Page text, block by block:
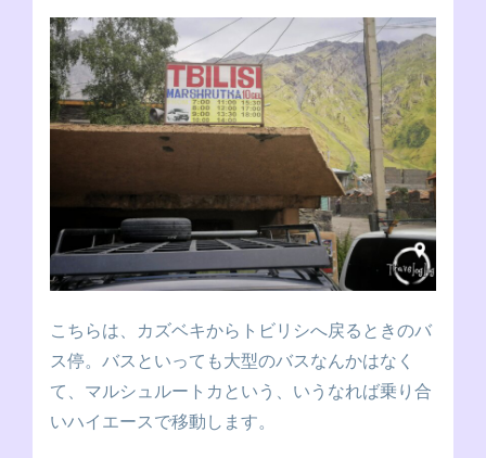
こちらは、カズベキからトビリシへ戻るときのバ
ス停。バスといっても大型のバスなんかはなく
て、マルシュルートカという、いうなれば乗り合
いハイエースで移動します。